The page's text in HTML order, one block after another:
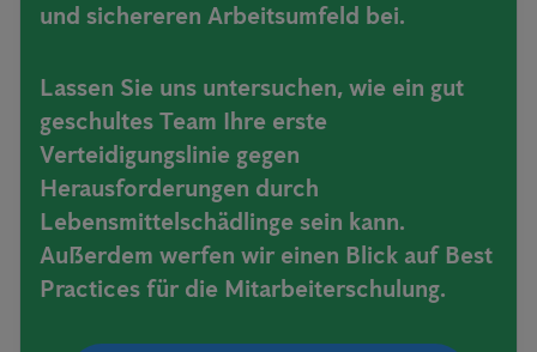
und sichereren Arbeitsumfeld bei.
Lassen Sie uns untersuchen, wie ein gut
geschultes Team Ihre erste
Verteidigungslinie gegen
Herausforderungen durch
Lebensmittelschädlinge sein kann.
Außerdem werfen wir einen Blick auf Best
Practices für die Mitarbeiterschulung.